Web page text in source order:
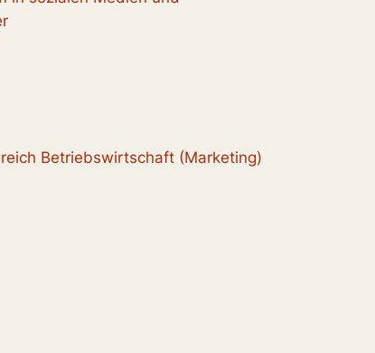
Betriebswirtschaft (Marketing)